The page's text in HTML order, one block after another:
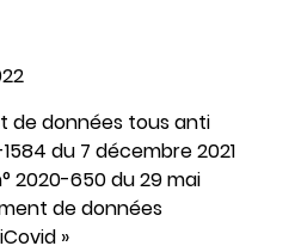
de données tous anti
du 7 décembre 2021
2020-650 du 29 mai
de données
»